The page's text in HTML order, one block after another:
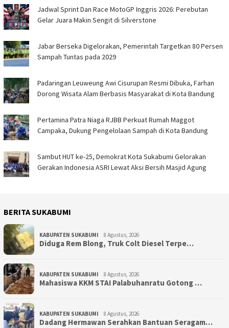
Jadwal Sprint Dan Race MotoGP Inggris 2026: Perebutan
Gelar Juara Makin Sengit di Silverstone
Jabar Berseka Digelorakan, Pemerintah Targetkan 80 Persen
Sampah Tuntas pada 2029
Padaringan Leuweung Awi Cisurupan Resmi Dibuka, Farhan
Dorong Wisata Alam Berbasis Masyarakat di Kota Bandung
Pertamina Patra Niaga RJBB Perkuat Rumah Maggot
Campaka, Dukung Pengelolaan Sampah di Kota Bandung
Sambut HUT ke-25, Demokrat Kota Sukabumi Gelorakan
Gerakan Indonesia ASRI Lewat Aksi Bersih Masjid Agung
BERITA SUKABUMI
KABUPATEN SUKABUMI 8 Agustus, 2026
Diduga Rem Blong, Truk Colt Diesel Terpe…
KABUPATEN SUKABUMI 8 Agustus, 2026
Mahasiswa KKM STAI Palabuhanratu Gotong …
KABUPATEN SUKABUMI 8 Agustus, 2026
Dadang Hermawan Serahkan Bantuan Seragam…